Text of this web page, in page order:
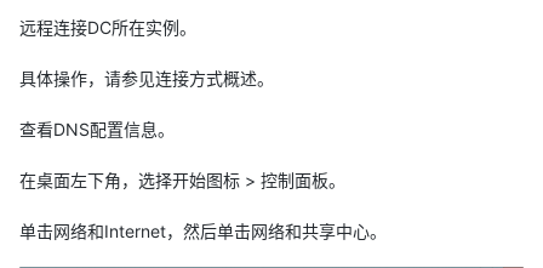
远程连接DC所在实例。
具体操作，请参见连接方式概述。
查看DNS配置信息。
在桌面左下角，选择开始图标 > 控制面板。
单击网络和Internet，然后单击网络和共享中心。